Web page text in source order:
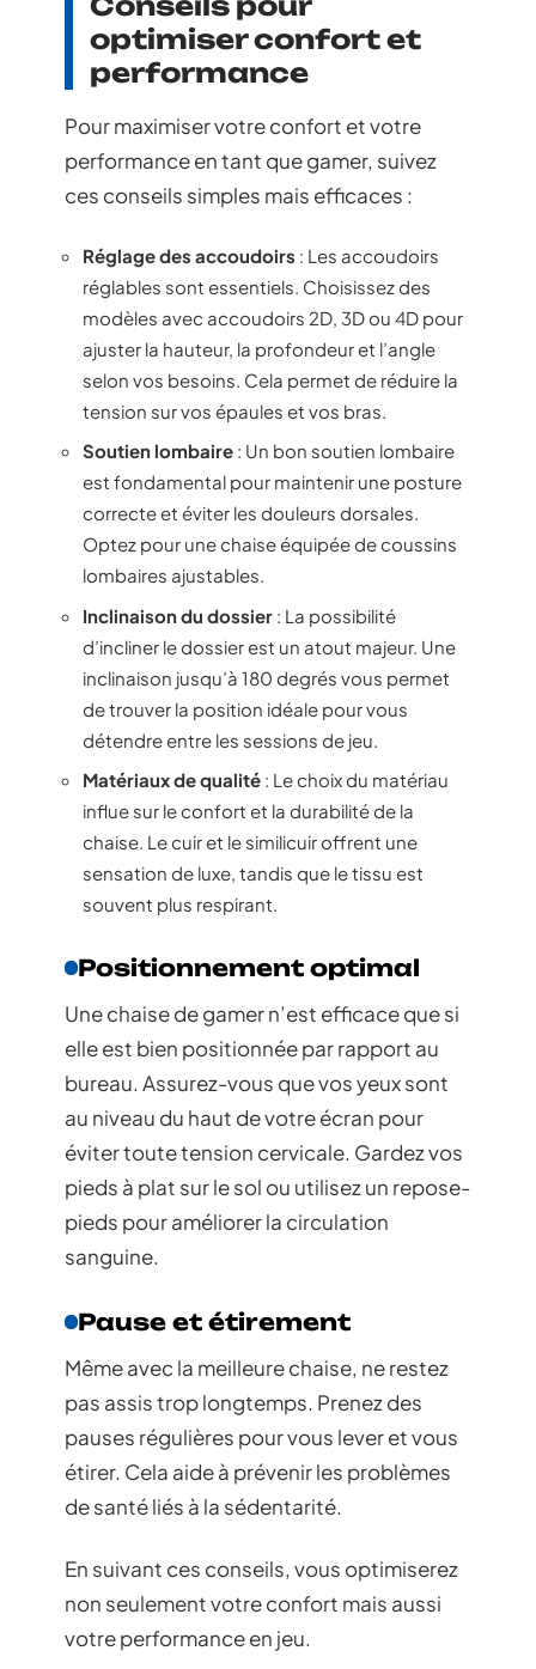
optimiser confort et
performance
Pour maximiser votre confort et votre
performance en tant que gamer, suivez
ces conseils simples mais efficaces :
Réglage des accoudoirs : Les accoudoirs
réglables sont essentiels. Choisissez des
modèles avec accoudoirs 2D, 3D ou 4D pour
ajuster la hauteur, la profondeur et l’angle
selon vos besoins. Cela permet de réduire la
tension sur vos épaules et vos bras.
Soutien lombaire : Un bon soutien lombaire
est fondamental pour maintenir une posture
correcte et éviter les douleurs dorsales.
Optez pour une chaise équipée de coussins
lombaires ajustables.
Inclinaison du dossier : La possibilité
d’incliner le dossier est un atout majeur. Une
inclinaison jusqu’à 180 degrés vous permet
de trouver la position idéale pour vous
détendre entre les sessions de jeu.
Matériaux de qualité : Le choix du matériau
influe sur le confort et la durabilité de la
chaise. Le cuir et le similicuir offrent une
sensation de luxe, tandis que le tissu est
souvent plus respirant.
Positionnement optimal
Une chaise de gamer n’est efficace que si
elle est bien positionnée par rapport au
bureau. Assurez-vous que vos yeux sont
au niveau du haut de votre écran pour
éviter toute tension cervicale. Gardez vos
pieds à plat sur le sol ou utilisez un repose-
pieds pour améliorer la circulation
sanguine.
Pause et étirement
Même avec la meilleure chaise, ne restez
pas assis trop longtemps. Prenez des
pauses régulières pour vous lever et vous
étirer. Cela aide à prévenir les problèmes
de santé liés à la sédentarité.
En suivant ces conseils, vous optimiserez
non seulement votre confort mais aussi
votre performance en jeu.